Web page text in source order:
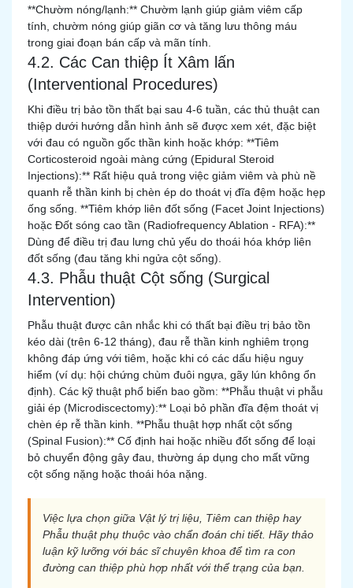
**Chườm nóng/lạnh:** Chườm lạnh giúp giảm viêm cấp
tính, chườm nóng giúp giãn cơ và tăng lưu thông máu
trong giai đoạn bán cấp và mãn tính.
4.2. Các Can thiệp Ít Xâm lấn
(Interventional Procedures)
Khi điều trị bảo tồn thất bại sau 4-6 tuần, các thủ thuật can
thiệp dưới hướng dẫn hình ảnh sẽ được xem xét, đặc biệt
với đau có nguồn gốc thần kinh hoặc khớp: **Tiêm
Corticosteroid ngoài màng cứng (Epidural Steroid
Injections):** Rất hiệu quả trong việc giảm viêm và phù nề
quanh rễ thần kinh bị chèn ép do thoát vị đĩa đệm hoặc hẹp
ống sống. **Tiêm khớp liên đốt sống (Facet Joint Injections)
hoặc Đốt sóng cao tần (Radiofrequency Ablation - RFA):**
Dùng để điều trị đau lưng chủ yếu do thoái hóa khớp liên
đốt sống (đau tăng khi ngửa cột sống).
4.3. Phẫu thuật Cột sống (Surgical
Intervention)
Phẫu thuật được cân nhắc khi có thất bại điều trị bảo tồn
kéo dài (trên 6-12 tháng), đau rễ thần kinh nghiêm trọng
không đáp ứng với tiêm, hoặc khi có các dấu hiệu nguy
hiểm (ví dụ: hội chứng chùm đuôi ngựa, gãy lún không ổn
định). Các kỹ thuật phổ biến bao gồm: **Phẫu thuật vi phẫu
giải ép (Microdiscectomy):** Loại bỏ phần đĩa đệm thoát vị
chèn ép rễ thần kinh. **Phẫu thuật hợp nhất cột sống
(Spinal Fusion):** Cố định hai hoặc nhiều đốt sống để loại
bỏ chuyển động gây đau, thường áp dụng cho mất vững
cột sống nặng hoặc thoái hóa nặng.
Việc lựa chọn giữa Vật lý trị liệu, Tiêm can thiệp hay
Phẫu thuật phụ thuộc vào chẩn đoán chi tiết. Hãy thảo
luận kỹ lưỡng với bác sĩ chuyên khoa để tìm ra con
đường can thiệp phù hợp nhất với thể trạng của bạn.